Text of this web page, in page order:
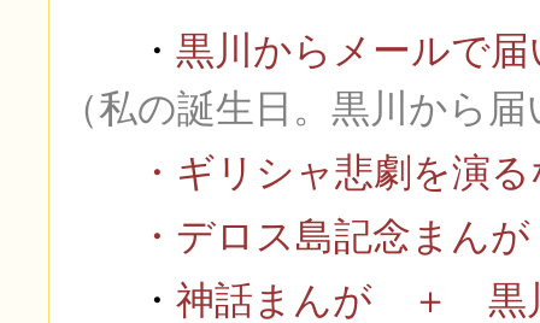
・ 黒川からメールで
（私の誕生日。黒川から
・ギリシャ悲劇を演る
・デロス島記念まんが
・ 神話まんが ＋ 黒